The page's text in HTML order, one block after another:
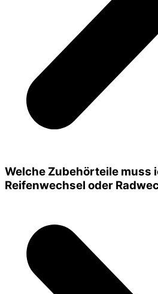
Welche Zubehörteile muss
Reifenwechsel oder